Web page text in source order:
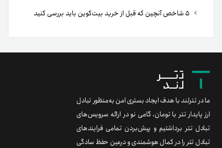
ما در تترلند با هدف ایجاد بستری امن به‌منظور تبادل
ارز پایدار تتر با تومان، گامی نو در ارائه سرویس‌های
تبادل تتر برداشتیم و پیش‌بردن تمامی فرایندهای
تبادل تتر را در کمال هوشمندی و درعین حفظ سادگی